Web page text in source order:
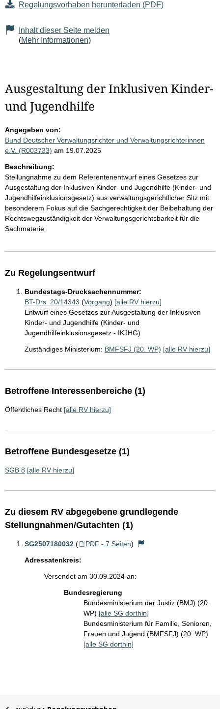
Regelungsvorhaben herunterladen (PDF)
Inhalt dieser Seite melden
(Mehr Informationen)
Ausgestaltung der Inklusiven Kinder-
und Jugendhilfe
Angegeben von:
Bund Deutscher Verwaltungsrichter und Verwaltungsrichterinnen
e.V. (R003733) am 19.07.2025
Beschreibung:
Stellungnahme zu dem Referentenentwurf eines Gesetzes zur
Ausgestaltung der Inklusiven Kinder- und Jugendhilfe (Kinder- und
Jugendhilfeinklusionsgesetz) aus verwaltungsgerichtlicher Sitz mit
besonderem Fokus auf die Sachgerechtigkeit der Beibehaltung der
Rechtswegzuständigkeit der Verwaltungsgerichtsbarkeit für die
Sachmaterie
Zu Regelungsentwurf
Bundestags-Drucksachennummer:
BT-Drs. 20/14343 (Vorgang) [alle RV hierzu]
Entwurf eines Gesetzes zur Ausgestaltung der Inklusiven
Kinder- und Jugendhilfe (Kinder- und
Jugendhilfeinklusionsgesetz - IKJHG)
Zuständiges Ministerium: BMFSFJ (20. WP) [alle RV hierzu]
Betroffene Interessenbereiche (1)
Öffentliches Recht [alle RV hierzu]
Betroffene Bundesgesetze (1)
SGB 8 [alle RV hierzu]
Zu diesem RV abgegebene grundlegende
Stellungnahmen/Gutachten (1)
SG2507180032 ( PDF - 7 Seiten)
Adressatenkreis:
Versendet am 30.09.2024 an:
Bundesregierung
Bundesministerium der Justiz (BMJ) (20.
WP) [alle SG dorthin]
Bundesministerium für Familie, Senioren,
Frauen und Jugend (BMFSFJ) (20. WP)
[alle SG dorthin]